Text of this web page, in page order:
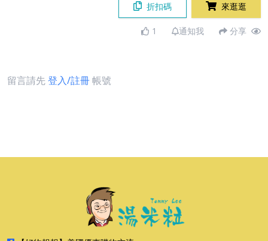
折扣碼 來逛逛
1 通知我 分享
留言請先登入/註冊帳號